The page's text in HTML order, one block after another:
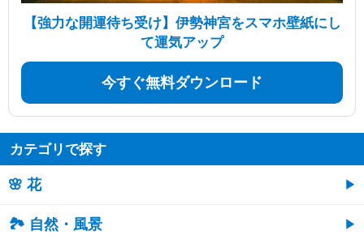
【強力な開運待ち受け】伊勢神宮をスマホ壁紙にし
て運気アップ
今すぐ無料ダウンロード
カテゴリで探す
🌸 花
🏞️ 自然・風景